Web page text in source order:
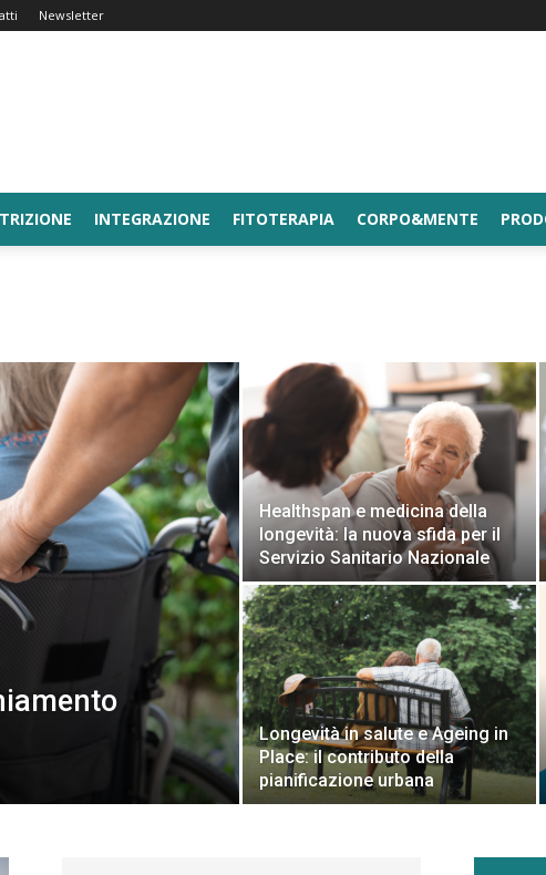
Newsletter
INTEGRAZIONE FITOTERAPIA CORPO&MENTE
Healthspan e medicina della
longevità: la nuova sfida per il
Servizio Sanitario Nazionale
Longevità in salute e Ageing in
Place: il contributo della
pianificazione urbana